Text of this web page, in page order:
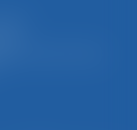
SAINT-DIÉ DES VOSGES